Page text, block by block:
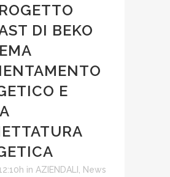
DI BEKO
E
in AZIENDALI News